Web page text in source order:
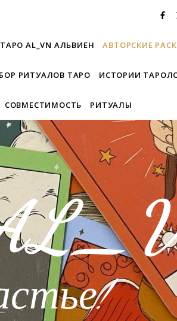
AL_VN АЛЬВИЕН АВТОРСКИЕ
РИТУАЛОВ ТАРО ИСТОРИИ
СОВМЕСТИМОСТЬ РИТУАЛЫ